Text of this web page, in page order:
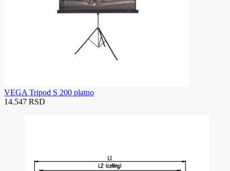
VEGA Tripod S 200 platno
14.547 RSD